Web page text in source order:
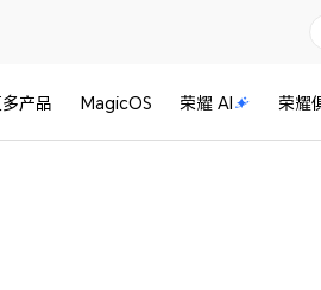
产品 MagicOS 荣耀 AI 荣耀